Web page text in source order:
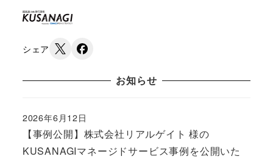
シェア
お知らせ
【事例公開】株式会社リアルゲイト 様の
KUSANAGIマネージドサービス事例を公開いた
Published
2026年6月12日